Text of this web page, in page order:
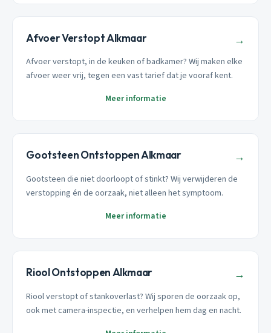
Afvoer Verstopt Alkmaar →
Afvoer verstopt, in de keuken of badkamer? Wij maken elke
afvoer weer vrij, tegen een vast tarief dat je vooraf kent.
Meer informatie
Gootsteen Ontstoppen Alkmaar →
Gootsteen die niet doorloopt of stinkt? Wij verwijderen de
verstopping én de oorzaak, niet alleen het symptoom.
Meer informatie
Riool Ontstoppen Alkmaar →
Riool verstopt of stankoverlast? Wij sporen de oorzaak op,
ook met camera-inspectie, en verhelpen hem dag en nacht.